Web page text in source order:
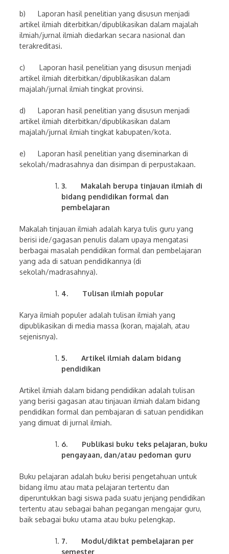
b) Laporan hasil penelitian yang disusun menjadi
artikel ilmiah diterbitkan/dipublikasikan dalam majalah
ilmiah/jurnal ilmiah diedarkan secara nasional dan
terakreditasi.
c) Laporan hasil penelitian yang disusun menjadi
artikel ilmiah diterbitkan/dipublikasikan dalam
majalah/jurnal ilmiah tingkat provinsi.
d) Laporan hasil penelitian yang disusun menjadi
artikel ilmiah diterbitkan/dipublikasikan dalam
majalah/jurnal ilmiah tingkat kabupaten/kota.
e) Laporan hasil penelitian yang diseminarkan di
sekolah/madrasahnya dan disimpan di perpustakaan.
3. Makalah berupa tinjauan ilmiah di
bidang pendidikan formal dan
pembelajaran
Makalah tinjauan ilmiah adalah karya tulis guru yang
berisi ide/gagasan penulis dalam upaya mengatasi
berbagai masalah pendidikan formal dan pembelajaran
yang ada di satuan pendidikannya (di
sekolah/madrasahnya).
4. Tulisan ilmiah popular
Karya ilmiah populer adalah tulisan ilmiah yang
dipublikasikan di media massa (koran, majalah, atau
sejenisnya).
5.Artikel ilmiah dalam bidang
pendidikan
Artikel ilmiah dalam bidang pendidikan adalah tulisan
yang berisi gagasan atau tinjauan ilmiah dalam bidang
pendidikan formal dan pembajaran di satuan pendidikan
yang dimuat di jurnal ilmiah.
6. Publikasi buku teks pelajaran, buku
pengayaan, dan/atau pedoman guru
Buku pelajaran adalah buku berisi pengetahuan untuk
bidang ilmu atau mata pelajaran tertentu dan
diperuntukkan bagi siswa pada suatu jenjang pendidikan
tertentu atau sebagai bahan pegangan mengajar guru,
baik sebagai buku utama atau buku pelengkap.
7. Modul/diktat pembelajaran per
semester